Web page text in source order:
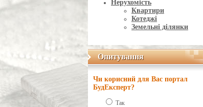
Нерухомість
Квартири
Котеджі
Земельні ділянки
Опитування
Опитування
Чи корисний для Вас портал
БудЕксперт?
Так